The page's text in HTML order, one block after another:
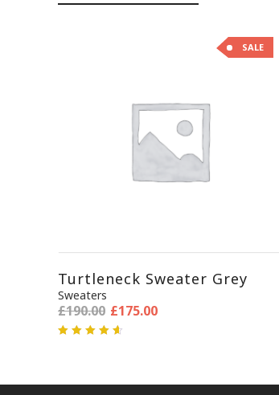
SALE
Turtleneck Sweater Grey
Sweaters
£190.00 £175.00